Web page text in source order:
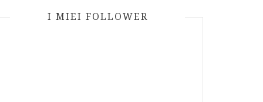
I MIEI FOLLOWER